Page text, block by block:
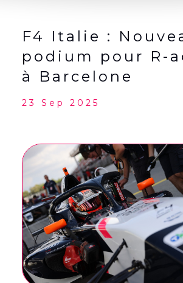
English(Anglais
F4 Italie :
podium pour R-
à Barcelone
23 Sep 2025